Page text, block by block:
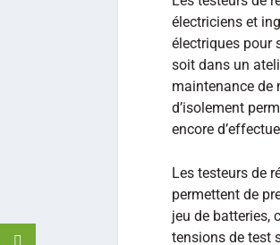
électriciens et
électriques pour
soit dans un
maintenance de
d’isolement
encore
Les testeurs de
permettent de
jeu de batteries,
tensions de test